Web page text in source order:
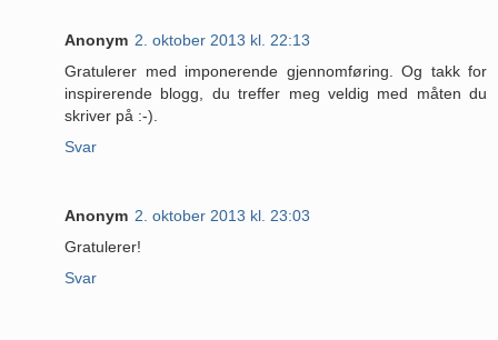
Anonym 2. oktober 2013 kl. 22:13
Gratulerer med imponerende gjennomføring. Og takk for
inspirerende blogg, du treffer meg veldig med måten du
skriver på :-).
Svar
Anonym 2. oktober 2013 kl. 23:03
Gratulerer!
Svar